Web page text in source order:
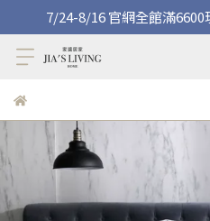
7/24-8/16 官網全館滿